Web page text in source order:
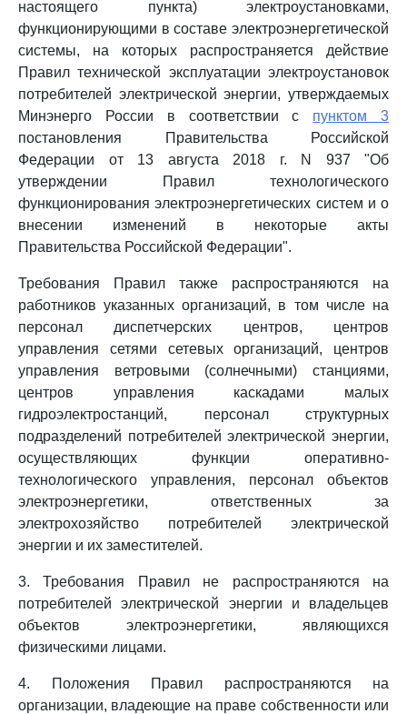
настоящего пункта) электроустановками,
функционирующими в составе электроэнергетической
системы, на которых распространяется действие
Правил технической эксплуатации электроустановок
потребителей электрической энергии, утверждаемых
Минэнерго России в соответствии с пунктом 3
постановления Правительства Российской
Федерации от 13 августа 2018 г. N 937 "Об
утверждении Правил технологического
функционирования электроэнергетических систем и о
внесении изменений в некоторые акты
Правительства Российской Федерации".
Требования Правил также распространяются на
работников указанных организаций, в том числе на
персонал диспетчерских центров, центров
управления сетями сетевых организаций, центров
управления ветровыми (солнечными) станциями,
центров управления каскадами малых
гидроэлектростанций, персонал структурных
подразделений потребителей электрической энергии,
осуществляющих функции оперативно-
технологического управления, персонал объектов
электроэнергетики, ответственных за
электрохозяйство потребителей электрической
энергии и их заместителей.
3. Требования Правил не распространяются на
потребителей электрической энергии и владельцев
объектов электроэнергетики, являющихся
физическими лицами.
4. Положения Правил распространяются на
организации, владеющие на праве собственности или